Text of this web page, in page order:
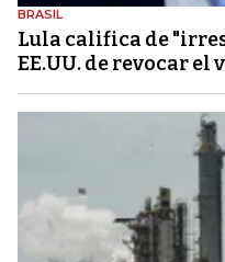
BRASIL
Lula califica de
EE.UU. de revocar el